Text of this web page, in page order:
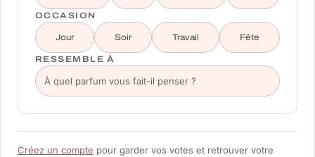
OCCASION
Jour Soir Travail Fête
RESSEMBLE À
Créez un compte pour garder vos votes et retrouver votre